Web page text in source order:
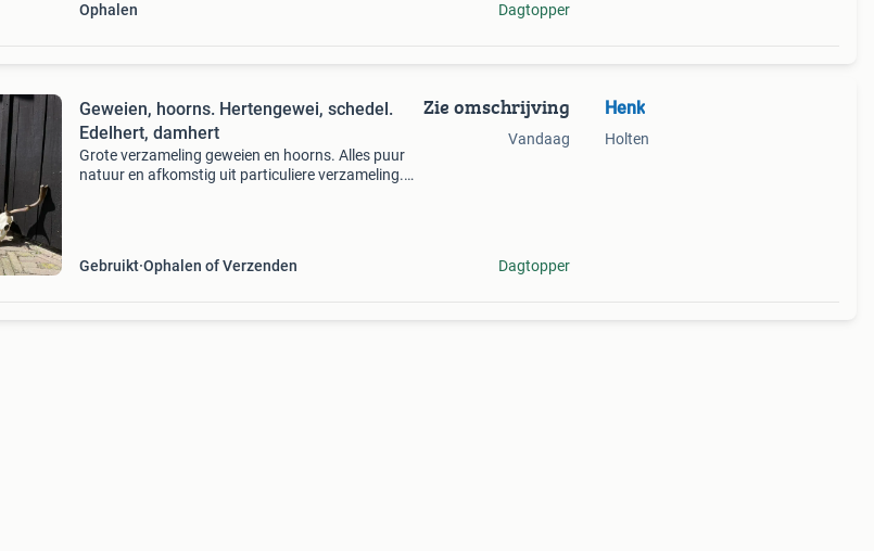
Ophalen Dagtopper
Geweien, hoorns. Hertengewei, schedel.
Edelhert, damhert
Grote verzameling geweien en hoorns. Alles puur
natuur en afkomstig uit particuliere verzameling.
Gebruikt Ophalen of Verzenden
Zie omschrijving
Vandaag
Dagtopper
Henk
Holten